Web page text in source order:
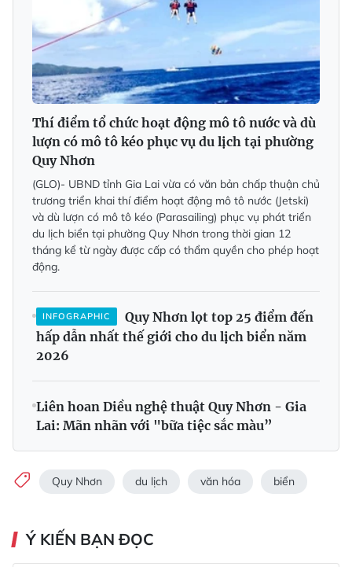
Thí điểm tổ chức hoạt động mô tô nước và dù
lượn có mô tô kéo phục vụ du lịch tại phường
Quy Nhơn
(GLO)- UBND tỉnh Gia Lai vừa có văn bản chấp thuận chủ
trương triển khai thí điểm hoạt động mô tô nước (Jetski)
và dù lượn có mô tô kéo (Parasailing) phục vụ phát triển
du lịch biển tại phường Quy Nhơn trong thời gian 12
tháng kể từ ngày được cấp có thẩm quyền cho phép hoạt
động.
INFOGRAPHIC
Quy Nhơn lọt top 25 điểm đến
hấp dẫn nhất thế giới cho du lịch biển năm
2026
Liên hoan Diều nghệ thuật Quy Nhơn - Gia
Lai: Mãn nhãn với "bữa tiệc sắc màu”
Quy Nhơn du lịch văn hóa biển
Ý KIẾN BẠN ĐỌC